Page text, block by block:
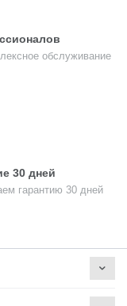
обслуживание
30 дней
гарантию 30 дней